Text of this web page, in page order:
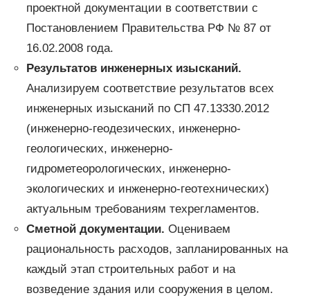
проектной документации в соответствии с
Постановлением Правительства РФ № 87 от
16.02.2008 года.
Результатов инженерных изысканий.
Анализируем соответствие результатов всех
инженерных изысканий по СП 47.13330.2012
(инженерно-геодезических, инженерно-
геологических, инженерно-
гидрометеорологических, инженерно-
экологических и инженерно-геотехнических)
актуальным требованиям техрегламентов.
Сметной документации. Оцениваем
рациональность расходов, запланированных на
каждый этап строительных работ и на
возведение здания или сооружения в целом.